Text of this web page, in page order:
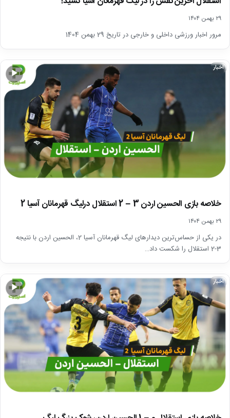
۲۹ بهمن ۱۴۰۴
مرور اخبار ورزشی داخلی و خارجی در تاریخ 29 بهمن 1404
▶
اخبار
خلاصه بازی الحسین اردن 3 – 2 استقلال درلیگ قهرمانان آسیا 2
۲۹ بهمن ۱۴۰۴
در یکی از حساس‌ترین دیدارهای لیگ قهرمانان آسیا 2، الحسین اردن با نتیجه
3-2 استقلال را شکست داد…
▶
اخبار